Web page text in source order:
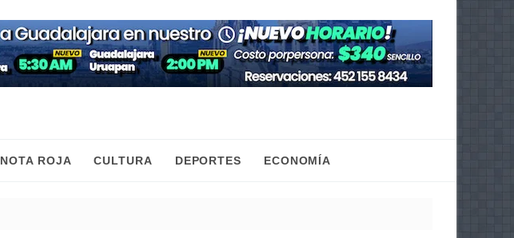
NOTA ROJA CULTURA DEPORTES ECONOMÍA